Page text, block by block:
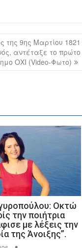
της 9ης Μαρτίου 1821
αντέταξε το πρώτο
ΟΧΙ (Video-Φωτο)
Οκτώ
την ποιήτρια
με λέξεις την
της Άνοιξης”.